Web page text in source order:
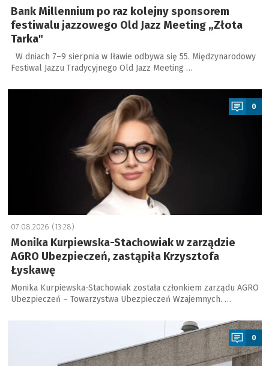
Bank Millennium po raz kolejny sponsorem
festiwalu jazzowego Old Jazz Meeting „Złota
Tarka"
W dniach 7–9 sierpnia w Iławie odbywa się 55. Międzynarodowy
Festiwal Jazzu Tradycyjnego Old Jazz Meeting …
a
0
07.08.2026 (13:28)
Monika Kurpiewska-Stachowiak w zarządzie
AGRO Ubezpieczeń, zastąpiła Krzysztofa
Łyskawę
Monika Kurpiewska-Stachowiak została członkiem zarządu AGRO
Ubezpieczeń – Towarzystwa Ubezpieczeń Wzajemnych. …
0